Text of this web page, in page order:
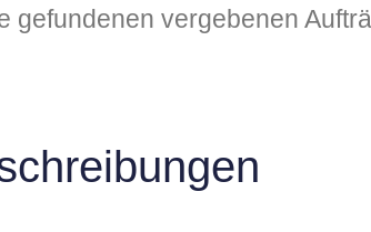
gefundenen vergebenen